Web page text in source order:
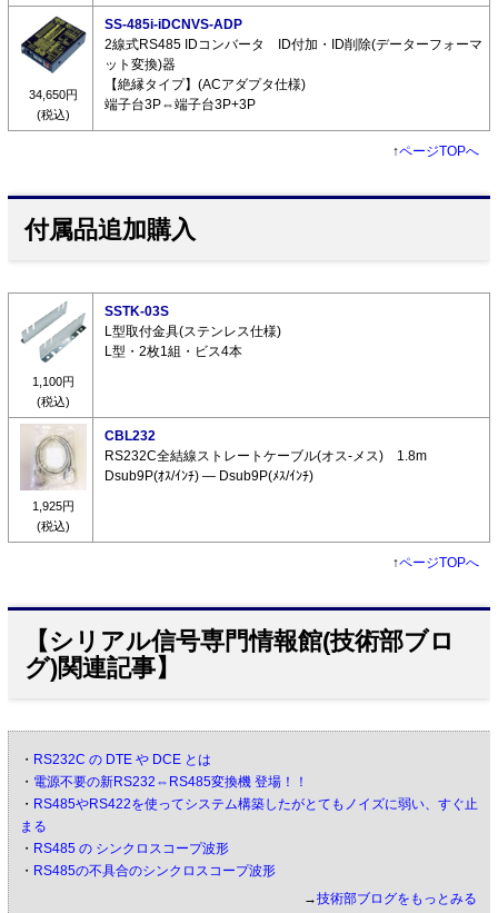
34,650円
(税込)
SS-485i-iDCNVS-ADP
2線式RS485 IDコンバータ ID付加・ID削除(データーフォーマ
ット変換)器
【絶縁タイプ】(ACアダプタ仕様)
端子台3P⇔端子台3P+3P
↑ページTOPへ
付属品追加購入
1,100円
(税込)
SSTK-03S
L型取付金具(ステンレス仕様)
L型・2枚1組・ビス4本
1,925円
(税込)
CBL232
RS232C全結線ストレートケーブル(オス-メス) 1.8m
Dsub9P(ｵｽ/ｲﾝﾁ) ― Dsub9P(ﾒｽ/ｲﾝﾁ)
↑ページTOPへ
【シリアル信号専門情報館(技術部ブロ
グ)関連記事】
・ RS232C の DTE や DCE とは
・ 電源不要の新RS232⇔RS485変換機 登場！！
・ RS485やRS422を使ってシステム構築したがとてもノイズに弱い、すぐ止
まる
・ RS485 の シンクロスコープ波形
・ RS485の不具合のシンクロスコープ波形
→技術部ブログをもっとみる